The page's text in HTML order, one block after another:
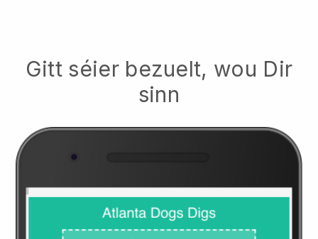
Gitt séier bezuelt, wou Dir
sinn